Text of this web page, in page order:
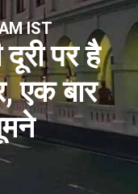
IST
पर है
एक बार